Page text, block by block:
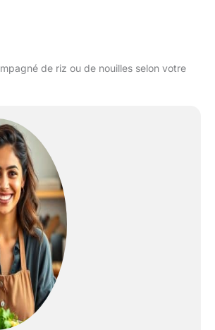
de riz ou de nouilles selon votre